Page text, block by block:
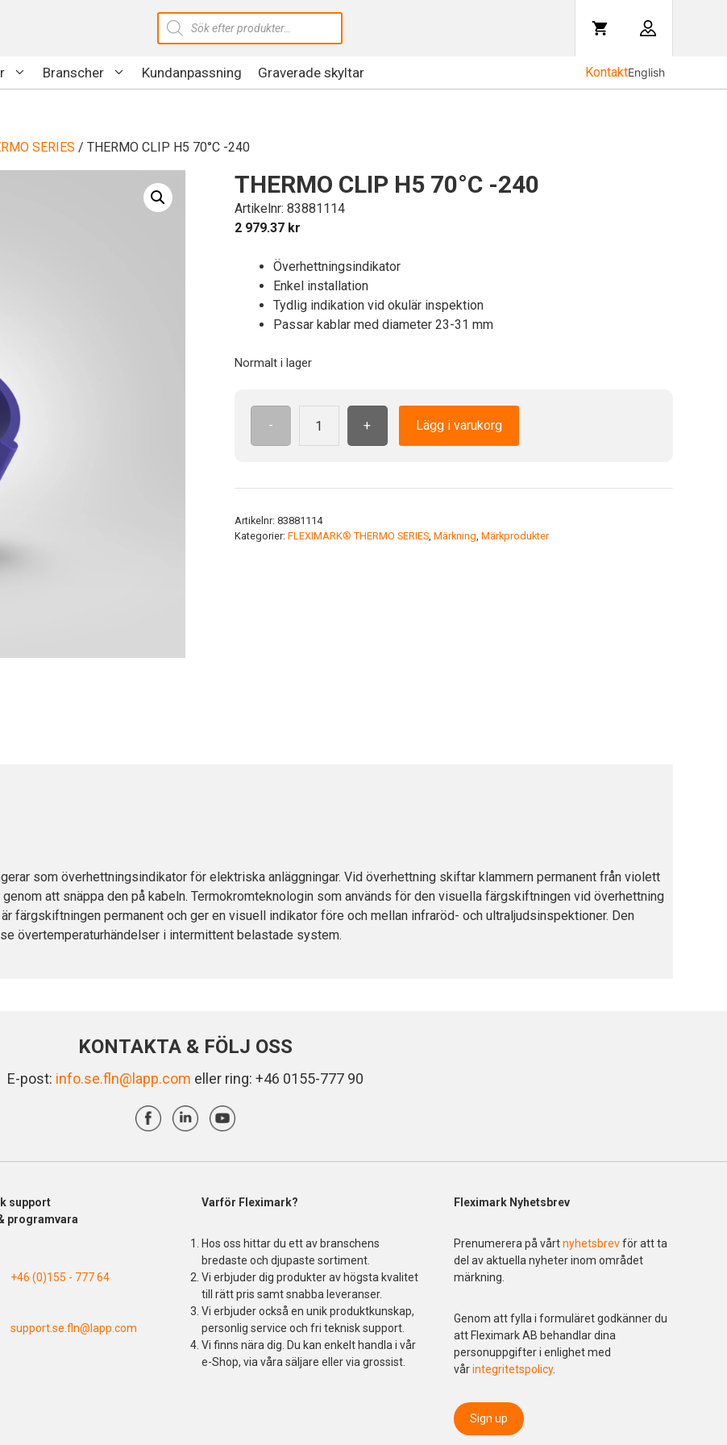
Produktsökning
KontaktEnglish
Branscher Kundanpassning Graverade skyltar
SERIES / THERMO CLIP H5 70°C -240
THERMO CLIP H5 70°C -240
Artikelnr: 83881114
2 979.37 kr
Överhettningsindikator
Enkel installation
Tydlig indikation vid okulär inspektion
Passar kablar med diameter 23-31 mm
Normalt i lager
-
70°C
mängd
+ Lägg i varukorg
Artikelnr: 83881114
Kategorier: FLEXIMARK® THERMO SERIES, Märkning, Märkprodukter
som överhettningsindikator för elektriska anläggningar. Vid överhettning skiftar klammern permanent från violett
att snäppa den på kabeln. Termokromteknologin som används för den visuella färgskiftningen vid överhettning
färgskiftningen permanent och ger en visuell indikator före och mellan infraröd- och ultraljudsinspektioner. Den
övertemperaturhändelser i intermittent belastade system.
KONTAKTA & FÖLJ OSS
E-post: info.se.fln@lapp.com eller ring: +46 0155-777 90
support
programvara
+46 (0)155 - 777 64
support.se.fln@lapp.com
Varför Fleximark?
Hos oss hittar du ett av branschens
bredaste och djupaste sortiment.
Vi erbjuder dig produkter av högsta kvalitet
till rätt pris samt snabba leveranser.
Vi erbjuder också en unik produktkunskap,
personlig service och fri teknisk support.
Vi finns nära dig. Du kan enkelt handla i vår
e-Shop, via våra säljare eller via grossist.
Fleximark Nyhetsbrev
Prenumerera på vårtnyhetsbrevför att ta
del av aktuella nyheter inom området
märkning.
Genom att fylla i formuläret godkänner du
att Fleximark AB behandlar dina
personuppgifter i enlighet med
vårintegritetspolicy.
Sign up